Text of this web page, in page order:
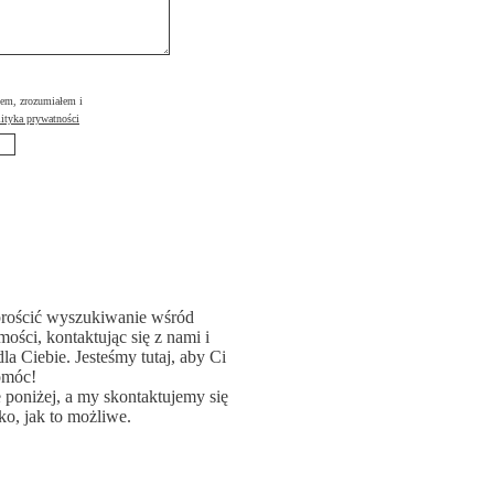
zrozumiałem i
prywatności
wyszukiwanie wśród
kontaktując się z nami i
Ciebie. Jesteśmy tutaj, aby Ci
a my skontaktujemy się
jak to możliwe.